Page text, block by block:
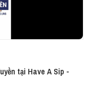
tại Have A Sip -